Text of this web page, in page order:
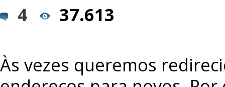
4 37.613
Às vezes queremos